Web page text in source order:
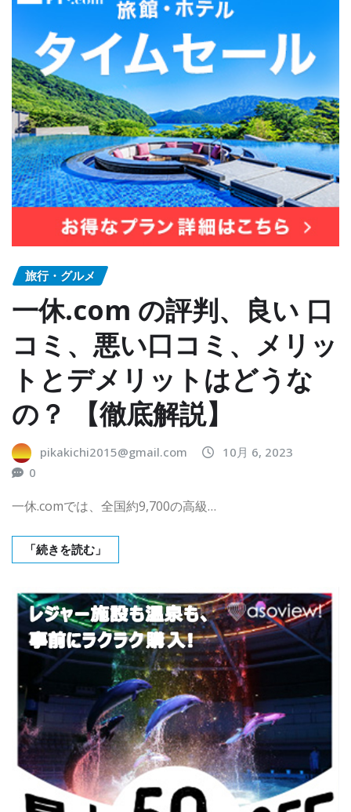
旅行・グルメ
一休.com の評判、良い 口
コミ、悪い口コミ、メリッ
トとデメリットはどうな
の？ 【徹底解説】
pikakichi2015@gmail.com
10月 6, 2023
0
一休.comでは、全国約9,700の高級…
「続きを読む」